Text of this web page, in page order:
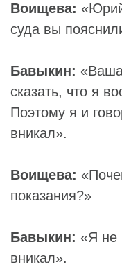
Воищева:
суда вы
Бавыкин:
сказать, что я
Поэтому я и
вникал».
Воищева:
показания?»
Бавыкин: «Я не
вникал».